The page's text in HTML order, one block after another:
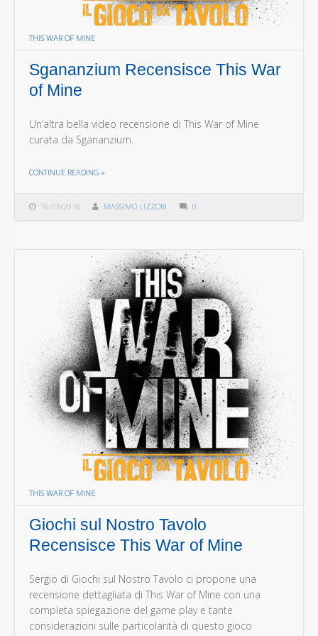
THIS WAR OF MINE
Sgananzium Recensisce This War
of Mine
16/03/2018 MASSIMO LIZZORI 0
Un’altra bella video recensione di This War of Mine
curata da Sgananzium.
CONTINUE READING »
THIS WAR OF MINE
Giochi sul Nostro Tavolo
Recensisce This War of Mine
Sergio di Giochi sul Nostro Tavolo ci propone una
recensione dettagliata di This War of Mine con una
completa spiegazione del game play e tante
considerazioni sulle particolarità di questo gioco